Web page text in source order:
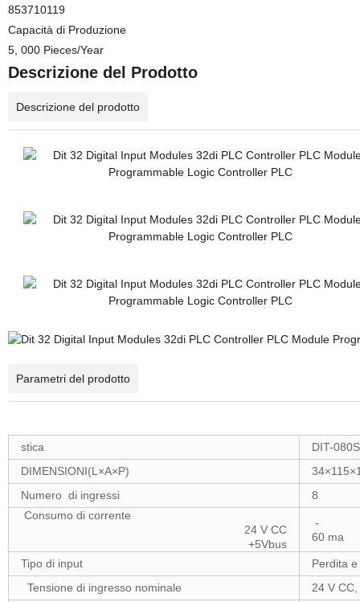
853710119
Capacità di Produzione
5, 000 Pieces/Year
Descrizione del Prodotto
Descrizione del prodotto
Parametri del prodotto
stica
DIT-
DIMENSIONI(L×A×P)
Numero di ingressi
8
Consumo di corrente
24 V CC
+5Vbus
-
60 ma
Tipo di input
Perdita
Tensione di ingresso nominale
24 V